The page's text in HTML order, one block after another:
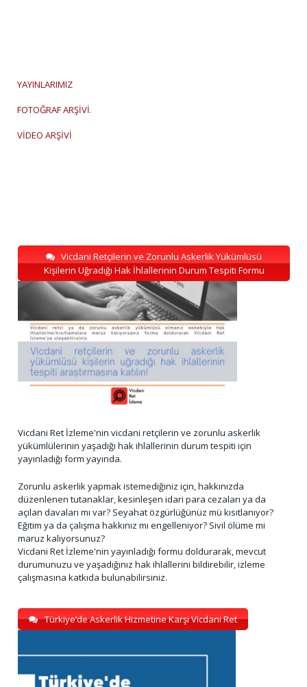
YAYINLARIMIZ
FOTOĞRAF ARŞİVİ.
VİDEO ARŞİVİ
Vicdani Retçilerin ve Zorunlu Askerlik Yükümlüsü
Kişilerin Uğradığı Hak İhlallerinin Durum Tespiti Formu
Vicdani Ret İzleme'nin vicdani retçilerin ve zorunlu askerlik
yükümlülerinin yaşadığı hak ihlallerinin durum tespiti için
yayınladığı form yayında.
Zorunlu askerlik yapmak istemediğiniz için, hakkınızda
düzenlenen tutanaklar, kesinleşen idari para cezaları ya da
açılan davaları mı var? Seyahat özgürlüğünüz mü kısıtlanıyor?
Eğitim ya da çalışma hakkınız mı engelleniyor? Sivil ölüme mi
maruz kalıyorsunuz?
Vicdani Ret İzleme'nin yayınladığı formu doldurarak, mevcut
durumunuzu ve yaşadığınız hak ihlallerini bildirebilir, izleme
çalışmasına katkıda bulunabilirsiniz.
Türkiye’de Askerlik Hizmetine Karşı Vicdani Ret